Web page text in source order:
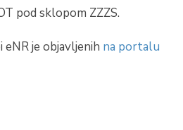
pod sklopom ZZZS.
eNR je objavljenih na portalu